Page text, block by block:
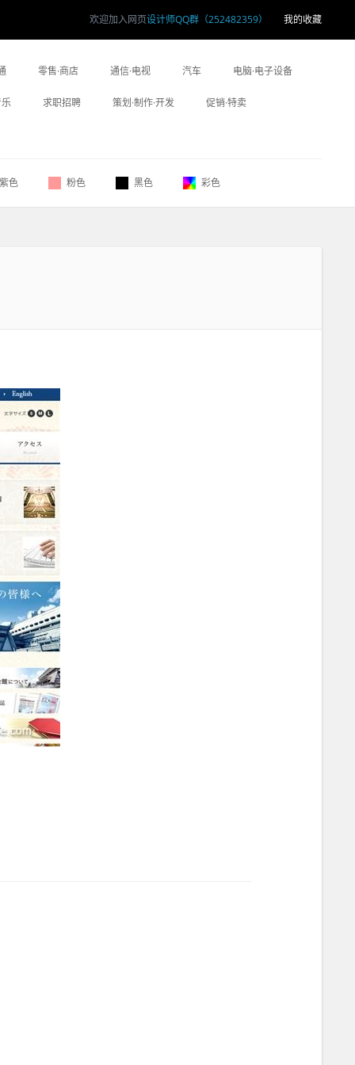
我的收藏
欢迎加入网页设计师QQ群（252482359）
零售·商店 通信·电视 汽车 电脑·电子设备
求职招聘 策划·制作·开发 促销·特卖
紫色 粉色 黑色 彩色